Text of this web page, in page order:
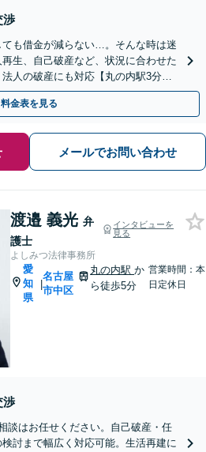
渉
ても借金が減らない…。そんな時は迷
生、自己破産など、状況に合わせた
人の破産にも対応【丸の内駅3分】
可】
料金表を見る
メールでお問い合わせ
渡邉 義光 弁
護士
インタビューを
見る
よしみつ法律事務所
愛
知
県
|
名古屋
市中区
丸の内駅か
ら徒歩5分
営業時間：本
日定休日
渉
談はお任せください。自己破産・任
討まで幅広く対応可能。生活再建に